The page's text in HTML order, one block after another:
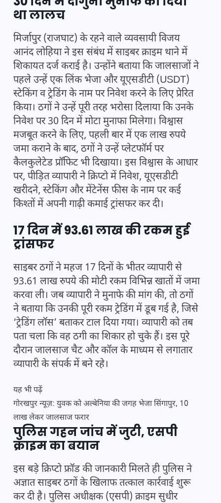
था लालच
मिर्जापुर (राजघाट) के रहने वाले व्यवसायी विजय
आनंद लोहिया ने इस संबंध में साइबर क्राइम थाने में
शिकायत दर्ज कराई है। उन्होंने बताया कि जालसाजों ने
पहले उन्हें एक लिंक भेजा और यूएसडीटी (USDT)
स्टेकिंग व ट्रेडिंग के नाम पर निवेश करने के लिए प्रेरित
किया। ठगों ने उन्हें पूरी तरह भरोसा दिलाया कि उनके
निवेश पर 30 दिन में मोटा मुनाफा मिलेगा। विश्वास
मजबूत करने के लिए, पहली बार में एक लाख रुपये
जमा कराने के बाद, ठगों ने उन्हें प्लेटफॉर्म पर
कैलकुलेटेड प्रॉफिट भी दिखाया। इस विश्वास के आधार
पर, पीड़ित व्यापारी ने क्रिप्टो में निवेश, यूएसडीटी
खरीदने, स्टेकिंग और मेंटेनेंस फीस के नाम पर कई
किश्तों में अपनी गाढ़ी कमाई ट्रांसफर कर दी।
17 दिन में 93.61 लाख की रकम हुई
ट्रांसफर
साइबर ठगों ने महज 17 दिनों के भीतर व्यापारी से
93.61 लाख रुपये की मोटी रकम विभिन्न खातों में जमा
करवा ली। जब व्यापारी ने मुनाफे की मांग की, तो ठगों
ने बताया कि उनकी पूरी रकम ट्रेडिंग में डूब गई है, जिसे
‘ट्रेडिंग लॉस’ बताकर टाल दिया गया। व्यापारी को तब
पता चला कि वह ठगी का शिकार हो चुके हैं। इस पूरे
दौरान जालसाज चैट और कॉल के माध्यम से लगातार
व्यापारी के संपर्क में बने रहे।
यह भी पढ़ें
गोरखपुर न्यूज़: युवक को अल्बेनिया की जगह भेजा सिंगापुर, 10
लाख लेकर जालसाज फरार
पुलिस गहन जांच में जुटी, एसपी
क्राइम का बयान
इस बड़े क्रिप्टो फ्रॉड की जानकारी मिलते ही पुलिस ने
अज्ञात साइबर ठगों के खिलाफ तत्काल कार्रवाई शुरू
कर दी है। पुलिस अधीक्षक (एसपी) क्राइम सुधीर